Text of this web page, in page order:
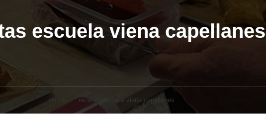
escuela viena capellanes
Home recetas escuela viena capellanes